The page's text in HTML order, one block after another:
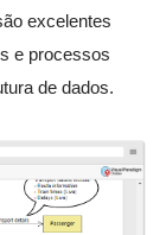
excelentes
e processos
de dados.